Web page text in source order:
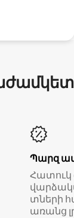
Պարզ
Հատուկ
տների
առանց